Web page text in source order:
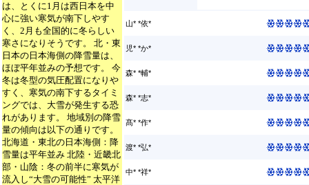
は、とくに1月は西日本を中
心に強い寒気が南下しやす
く、2月も全国的に冬らしい
寒さになりそうです。 北・東
日本の日本海側の降雪量は、
ほぼ平年並みの予想です。 今
冬は冬型の気圧配置になりや
すく、寒気の南下するタイミ
ングでは、大雪が発生する恐
れがあります。 地域別の降雪
量の傾向は以下の通りです。
北海道・東北の日本海側：降
雪量は平年並み 北陸・近畿北
部・山陰：冬の前半に寒気が
流入し“大雪の可能性” 太平洋
山* *依*
児* *か*
森* *輔*
森* *志*
髙* *作*
渡* *弘*
中* *祥*